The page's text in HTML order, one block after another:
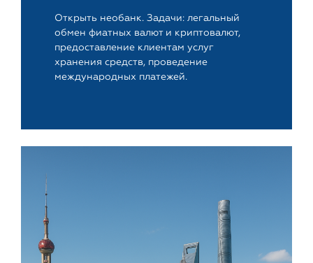
Открыть необанк. Задачи: легальный
обмен фиатных валют и криптовалют,
предоставление клиентам услуг
хранения средств, проведение
международных платежей.